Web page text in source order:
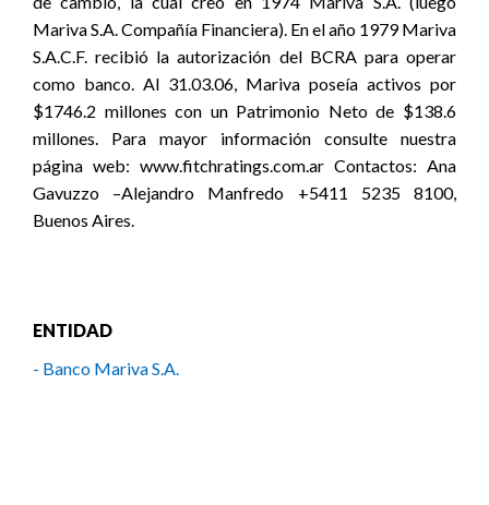
Mariva S.A. Compañía Financiera). En el año 1979 Mariva
S.A.C.F. recibió la autorización del BCRA para operar
como banco. Al 31.03.06, Mariva poseía activos por
$1746.2 millones con un Patrimonio Neto de $138.6
millones. Para mayor información consulte nuestra
página web: www.fitchratings.com.ar Contactos: Ana
Gavuzzo –Alejandro Manfredo +5411 5235 8100,
Buenos Aires.
ENTIDAD
- Banco Mariva S.A.